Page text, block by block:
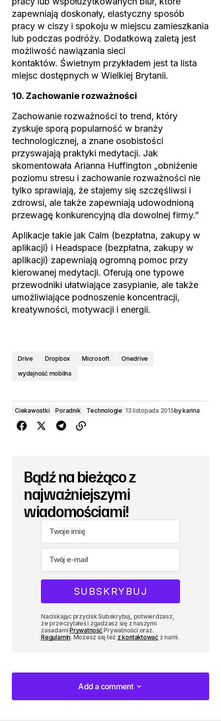
zapewniają doskonały, elastyczny sposób
pracy w ciszy i spokoju w miejscu zamieszkania
lub podczas podróży. Dodatkową zaletą jest
możliwość nawiązania sieci
kontaktów. Świetnym przykładem jest ta lista
miejsc dostępnych w Wielkiej Brytanii.
10. Zachowanie rozważności
Zachowanie rozważności to trend, który
zyskuje sporą popularność w branży
technologicznej, a znane osobistości
przyswajają praktyki medytacji. Jak
skomentowała Arianna Huffington „obniżenie
poziomu stresu i zachowanie rozważności nie
tylko sprawiają, że stajemy się szczęśliwsi i
zdrowsi, ale także zapewniają udowodnioną
przewagę konkurencyjną dla dowolnej firmy.”
Aplikacje takie jak Calm (bezpłatna, zakupy w
aplikacji) i Headspace (bezpłatna, zakupy w
aplikacji) zapewniają ogromną pomoc przy
kierowanej medytacji. Oferują one typowe
przewodniki ułatwiające zasypianie, ale także
umożliwiające podnoszenie koncentracji,
kreatywności, motywacji i energii.
Drive Dropbox Microsoft
Onedrive
wydajność mobilna
Ciekawostki Poradnik Technologie 13 listopada 2015bykarina
Bądź na bieżąco z
najważniejszymi
wiadomościami!
Naciskając przycisk Subskrybuj, potwierdzasz,
że przeczytałeś i zgadzasz się z naszymi
zasadamiPrywatnośćPrywatności oraz.
Regulamin. Możesz się też z kontaktowaćz nami.
Add a comment
Add a comment